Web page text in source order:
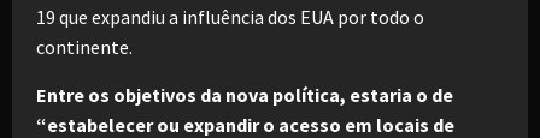
19 que expandiu a influência dos EUA por todo o
continente.
Entre os objetivos da nova política, estaria o de
“estabelecer ou expandir o acesso em locais de